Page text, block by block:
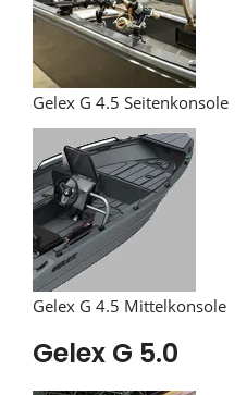
Gelex G 4.5 Seitenkonsole
Gelex G 4.5 Mittelkonsole
Gelex G 5.0